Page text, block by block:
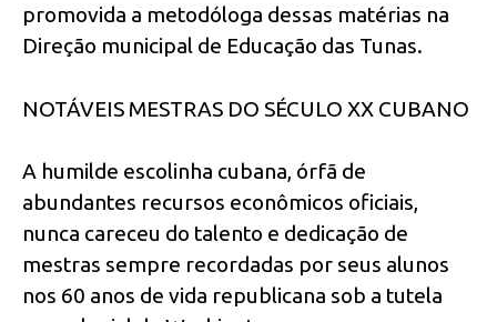
promovida a metodóloga dessas matérias na
Direção municipal de Educação das Tunas.
NOTÁVEIS MESTRAS DO SÉCULO XX CUBANO
A humilde escolinha cubana, órfã de
abundantes recursos econômicos oficiais,
nunca careceu do talento e dedicação de
mestras sempre recordadas por seus alunos
nos 60 anos de vida republicana sob a tutela